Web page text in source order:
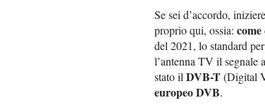
Se sei d’accordo,
proprio qui, ossia:
del 2021, lo standard
l’antenna TV il segnale
stato il DVB-T(Digital
europeo DVB.